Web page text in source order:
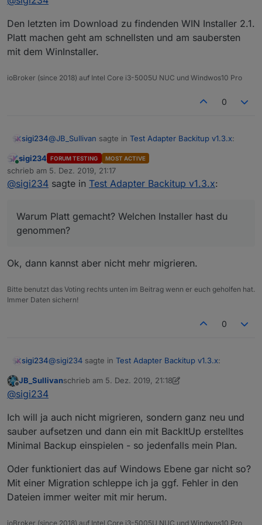
angefangen.
Warum Platt gemacht? Welchen Installer hast du
genommen?
Den letzten im Download zu findenden WIN Installer 2.1.
Platt machen geht am schnellsten und am saubersten
mit dem WinInstaller.
ioBroker (since 2018) auf Intel Core i3-5005U NUC und Windwos10 Pro
0
sigi234@JB_Sullivan sagte in Test Adapter Backitup v1.3.x:
Ich habe dann nochmal alles platt gemacht und
mit dem Win Installer wieder von vorne
angefangen.
Warum Platt gemacht? Welchen Installer hast du
Online
sigi234 FORUM TESTING MOST ACTIVE
schrieb am 5. Dez. 2019, 21:17
zuletzt editiert von
@sigi234 sagte in Test Adapter Backitup v1.3.x:
Warum Platt gemacht? Welchen Installer hast du
genommen?
Ok, dann kannst aber nicht mehr migrieren.
Bitte benutzt das Voting rechts unten im Beitrag wenn er euch geholfen hat.
Immer Daten sichern!
0
sigi234@sigi234 sagte in Test Adapter Backitup v1.3.x:
Ok, dann kannst aber nicht mehr migrieren.
Offline
JB_Sullivanschrieb am 5. Dez. 2019, 21:18
zuletzt editiert von JB_Sullivan12. Mai 2019, 22:22
@sigi234
Ich will ja auch nicht migrieren, sondern ganz neu und
sauber aufsetzen und dann ein mit BackItUp erstelltes
Minimal Backup einspielen - so jedenfalls mein Plan.
Oder funktioniert das auf Windows Ebene gar nicht so?
Mit einer Migration schleppe ich ja ggf. Fehler in den
Dateien immer weiter mit mir herum.
ioBroker (since 2018) auf Intel Core i3-5005U NUC und Windwos10 Pro